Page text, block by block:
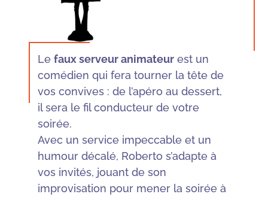
Le faux serveur animateurest un
comédien qui fera tourner la tête de
vos convives : de l’apéro au dessert,
il sera le fil conducteur de votre
soirée.
Avec un service impeccable et un
humour décalé, Roberto s’adapte à
vos invités, jouant de son
improvisation pour mener la soirée à